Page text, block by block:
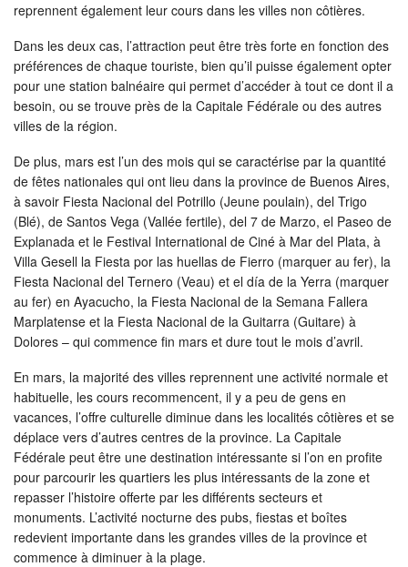
reprennent également leur cours dans les villes non côtières.
Dans les deux cas, l’attraction peut être très forte en fonction des
préférences de chaque touriste, bien qu’il puisse également opter
pour une station balnéaire qui permet d’accéder à tout ce dont il a
besoin, ou se trouve près de la Capitale Fédérale ou des autres
villes de la région.
De plus, mars est l’un des mois qui se caractérise par la quantité
de fêtes nationales qui ont lieu dans la province de Buenos Aires,
à savoir Fiesta Nacional del Potrillo (Jeune poulain), del Trigo
(Blé), de Santos Vega (Vallée fertile), del 7 de Marzo, el Paseo de
Explanada et le Festival International de Ciné à Mar del Plata, à
Villa Gesell la Fiesta por las huellas de Fierro (marquer au fer), la
Fiesta Nacional del Ternero (Veau) et el día de la Yerra (marquer
au fer) en Ayacucho, la Fiesta Nacional de la Semana Fallera
Marplatense et la Fiesta Nacional de la Guitarra (Guitare) à
Dolores – qui commence fin mars et dure tout le mois d’avril.
En mars, la majorité des villes reprennent une activité normale et
habituelle, les cours recommencent, il y a peu de gens en
vacances, l’offre culturelle diminue dans les localités côtières et se
déplace vers d’autres centres de la province. La Capitale
Fédérale peut être une destination intéressante si l’on en profite
pour parcourir les quartiers les plus intéressants de la zone et
repasser l’histoire offerte par les différents secteurs et
monuments. L’activité nocturne des pubs, fiestas et boîtes
redevient importante dans les grandes villes de la province et
commence à diminuer à la plage.